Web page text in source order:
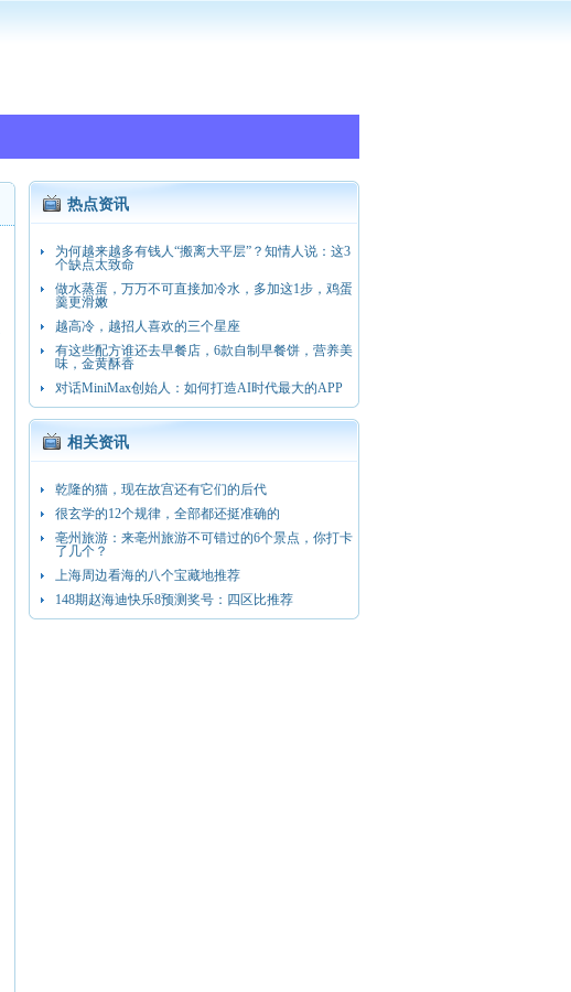
热点资讯
为何越来越多有钱人“搬离大平层”？知情人说：这3
个缺点太致命
做水蒸蛋，万万不可直接加冷水，多加这1步，鸡蛋
羹更滑嫩
越高冷，越招人喜欢的三个星座
有这些配方谁还去早餐店，6款自制早餐饼，营养美
味，金黄酥香
对话MiniMax创始人：如何打造AI时代最大的APP
相关资讯
乾隆的猫，现在故宫还有它们的后代
很玄学的12个规律，全部都还挺准确的
亳州旅游：来亳州旅游不可错过的6个景点，你打卡
了几个？
上海周边看海的八个宝藏地推荐
148期赵海迪快乐8预测奖号：四区比推荐